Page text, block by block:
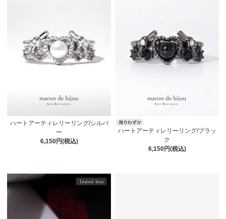
ハートアーティレリーリング/シルバ
ー
6,150円(税込)
ハートアーティレリーリング/ブラッ
ク
6,150円(税込)